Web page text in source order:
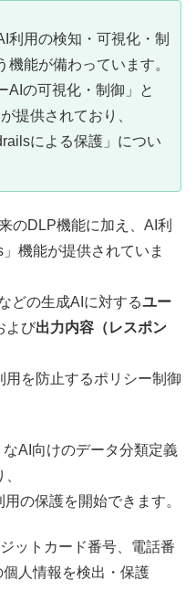
利用の検知・可視化・制
能が備わっています。
AIの可視化・制御」と
提供されており、
による保護」につい
のDLP機能に加え、AI利
機能が提供されていま
どの生成AIに対するユー
よび出力内容（レスポン
を防止するポリシー制御
AI向けのデータ分類定義
の保護を開始できます。
ジットカード番号、電話番
人情報を検出・保護